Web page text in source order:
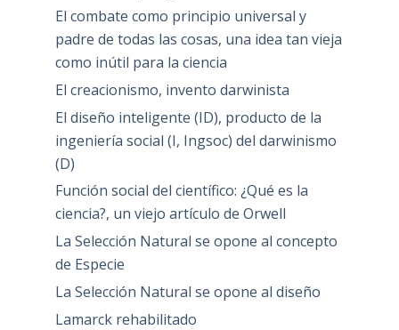
El combate como principio universal y
padre de todas las cosas, una idea tan vieja
como inútil para la ciencia
El creacionismo, invento darwinista
El diseño inteligente (ID), producto de la
ingeniería social (I, Ingsoc) del darwinismo
(D)
Función social del científico: ¿Qué es la
ciencia?, un viejo artículo de Orwell
La Selección Natural se opone al concepto
de Especie
La Selección Natural se opone al diseño
Lamarck rehabilitado